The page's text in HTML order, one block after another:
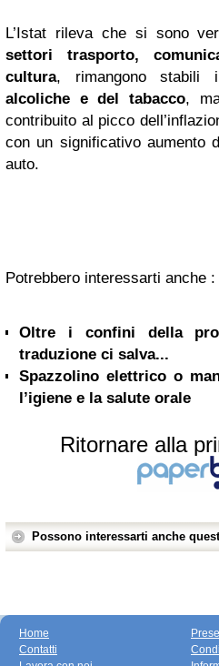
L’Istat rileva che si sono
settori trasporto,
cultura, rimangono stabili
alcoliche e del tabacco,
contribuito al picco
con un significativo aumento
auto.
Potrebbero interessarti anche :
Oltre i confini della
traduzione ci salva...
Spazzolino elettrico o
l’igiene e la salute orale
Ritornare alla
Possono interessarti anche
Home
Contatti